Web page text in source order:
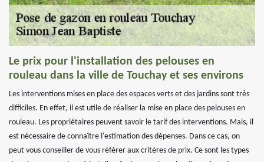
Le prix pour l'installation des pelouses en
rouleau dans la ville de Touchay et ses environs
Les interventions mises en place des espaces verts et des jardins sont très
difficiles. En effet, il est utile de réaliser la mise en place des pelouses en
rouleau. Les propriétaires peuvent savoir le tarif des interventions. Mais, il
est nécessaire de connaître l'estimation des dépenses. Dans ce cas, on
peut vous conseiller de vous référer aux critères de prix. Ce sont les types